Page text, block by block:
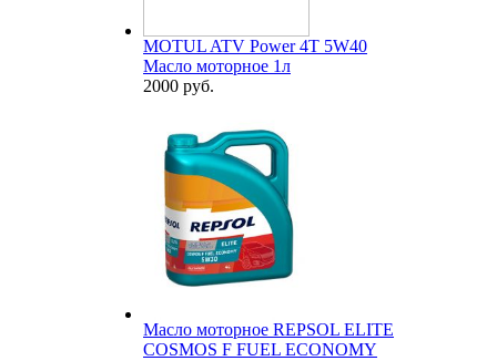
MOTUL ATV Power 4T 5W40
Масло моторное 1л
2000 руб.
Масло моторное REPSOL ELITE
COSMOS F FUEL ECONOMY